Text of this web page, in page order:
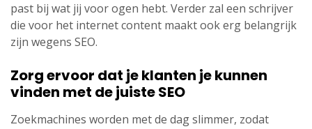
past bij wat jij voor ogen hebt. Verder zal een schrijver
die voor het internet content maakt ook erg belangrijk
zijn wegens SEO.
Zorg ervoor dat je klanten je kunnen
vinden met de juiste SEO
Zoekmachines worden met de dag slimmer, zodat